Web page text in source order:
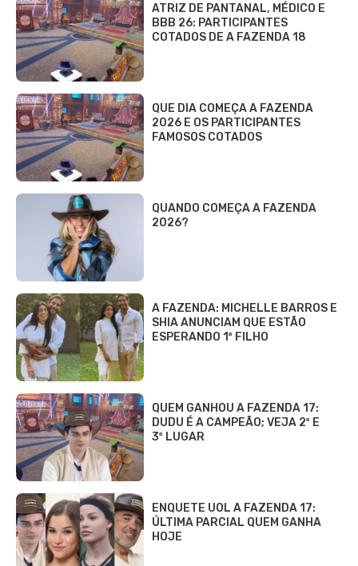
ATRIZ DE PANTANAL, MÉDICO E
BBB 26: PARTICIPANTES
COTADOS DE A FAZENDA 18
QUE DIA COMEÇA A FAZENDA
2026 E OS PARTICIPANTES
FAMOSOS COTADOS
QUANDO COMEÇA A FAZENDA
2026?
A FAZENDA: MICHELLE BARROS E
SHIA ANUNCIAM QUE ESTÃO
ESPERANDO 1º FILHO
QUEM GANHOU A FAZENDA 17:
DUDU É A CAMPEÃO; VEJA 2º E
3º LUGAR
ENQUETE UOL A FAZENDA 17:
ÚLTIMA PARCIAL QUEM GANHA
HOJE